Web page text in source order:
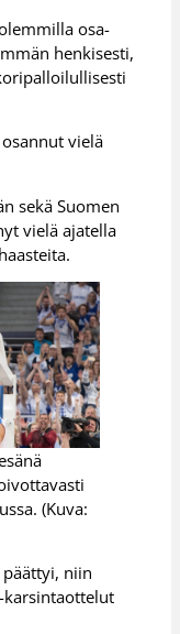
osa-
henkisesti,
vielä
sekä Suomen
vielä ajatella
(Kuva:
päättyi, niin
karsintaottelut